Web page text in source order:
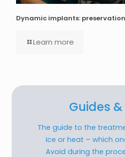
Dynamic implants: preservation
Learn more
Guides &
The guide to the
Ice or heat – which
Avoid during the